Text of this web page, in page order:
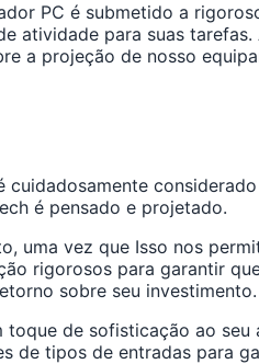
PC é submetido a
atividade para suas tarefas.
a projeção de nosso
é pensado e projetado.
uma vez que Isso nos
rigorosos para garantir
sobre seu investimento.
de sofisticação ao seu
de tipos de entradas para